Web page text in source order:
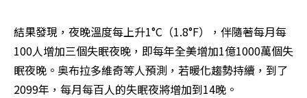
結果發現，夜晚溫度每上升1°C（1.8°F），伴隨著每月每
100人增加三個失眠夜晚，即每年全美增加1億1000萬個失
眠夜晚。奥布拉多維奇等人預測，若暖化趨勢持續，到了
2099年，每月每百人的失眠夜將增加到14晚。